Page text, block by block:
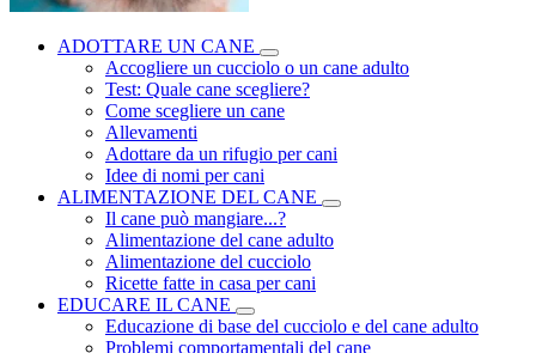
ADOTTARE UN CANE
Accogliere un cucciolo o un cane adulto
Test: Quale cane scegliere?
Come scegliere un cane
Allevamenti
Adottare da un rifugio per cani
Idee di nomi per cani
ALIMENTAZIONE DEL CANE
Il cane può mangiare...?
Alimentazione del cane adulto
Alimentazione del cucciolo
Ricette fatte in casa per cani
EDUCARE IL CANE
Educazione di base del cucciolo e del cane adulto
Problemi comportamentali del cane